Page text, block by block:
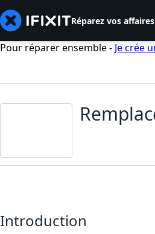
Réparez vos affaires
Pour réparer ensemble - Je crée
Introduction